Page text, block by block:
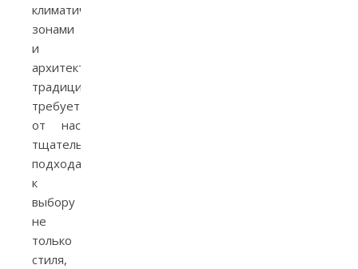
климатическими
зонами
и
архитектурными
традициями,
требует
от нас
тщательного
подхода
к
выбору
не
только
стиля,